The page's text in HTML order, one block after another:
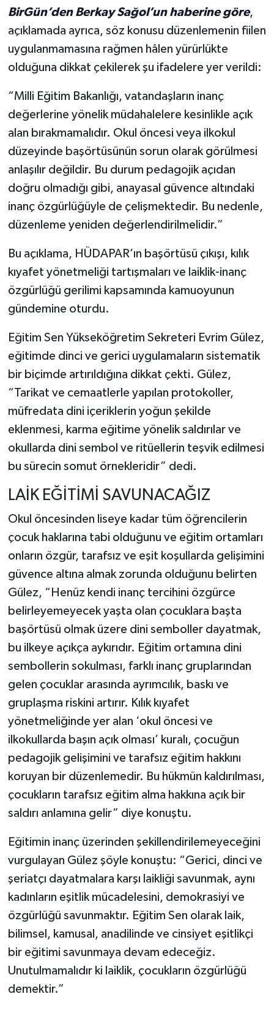
BirGün’den Berkay Sağol’un haberine göre,
açıklamada ayrıca, söz konusu düzenlemenin fiilen
uygulanmamasına rağmen hâlen yürürlükte
olduğuna dikkat çekilerek şu ifadelere yer verildi:
“Milli Eğitim Bakanlığı, vatandaşların inanç
değerlerine yönelik müdahalelere kesinlikle açık
alan bırakmamalıdır. Okul öncesi veya ilkokul
düzeyinde başörtüsünün sorun olarak görülmesi
anlaşılır değildir. Bu durum pedagojik açıdan
doğru olmadığı gibi, anayasal güvence altındaki
inanç özgürlüğüyle de çelişmektedir. Bu nedenle,
düzenleme yeniden değerlendirilmelidir.”
Bu açıklama, HÜDAPAR’ın başörtüsü çıkışı, kılık
kıyafet yönetmeliği tartışmaları ve laiklik-inanç
özgürlüğü gerilimi kapsamında kamuoyunun
gündemine oturdu.
Eğitim Sen Yükseköğretim Sekreteri Evrim Gülez,
eğitimde dinci ve gerici uygulamaların sistematik
bir biçimde artırıldığına dikkat çekti. Gülez,
“Tarikat ve cemaatlerle yapılan protokoller,
müfredata dini içeriklerin yoğun şekilde
eklenmesi, karma eğitime yönelik saldırılar ve
okullarda dini sembol ve ritüellerin teşvik edilmesi
bu sürecin somut örnekleridir” dedi.
LAİK EĞİTİMİ SAVUNACAĞIZ
Okul öncesinden liseye kadar tüm öğrencilerin
çocuk haklarına tabi olduğunu ve eğitim ortamları
onların özgür, tarafsız ve eşit koşullarda gelişimini
güvence altına almak zorunda olduğunu belirten
Gülez, “Henüz kendi inanç tercihini özgürce
belirleyemeyecek yaşta olan çocuklara başta
başörtüsü olmak üzere dini semboller dayatmak,
bu ilkeye açıkça aykırıdır. Eğitim ortamına dini
sembollerin sokulması, farklı inanç gruplarından
gelen çocuklar arasında ayrımcılık, baskı ve
gruplaşma riskini artırır. Kılık kıyafet
yönetmeliğinde yer alan ‘okul öncesi ve
ilkokullarda başın açık olması’ kuralı, çocuğun
pedagojik gelişimini ve tarafsız eğitim hakkını
koruyan bir düzenlemedir. Bu hükmün kaldırılması,
çocukların tarafsız eğitim alma hakkına açık bir
saldırı anlamına gelir” diye konuştu.
Eğitimin inanç üzerinden şekillendirilemeyeceğini
vurgulayan Gülez şöyle konuştu: “Gerici, dinci ve
şeriatçı dayatmalara karşı laikliği savunmak, aynı
kadınların eşitlik mücadelesini, demokrasiyi ve
özgürlüğü savunmaktır. Eğitim Sen olarak laik,
bilimsel, kamusal, anadilinde ve cinsiyet eşitlikçi
bir eğitimi savunmaya devam edeceğiz.
Unutulmamalıdır ki laiklik, çocukların özgürlüğü
demektir.”